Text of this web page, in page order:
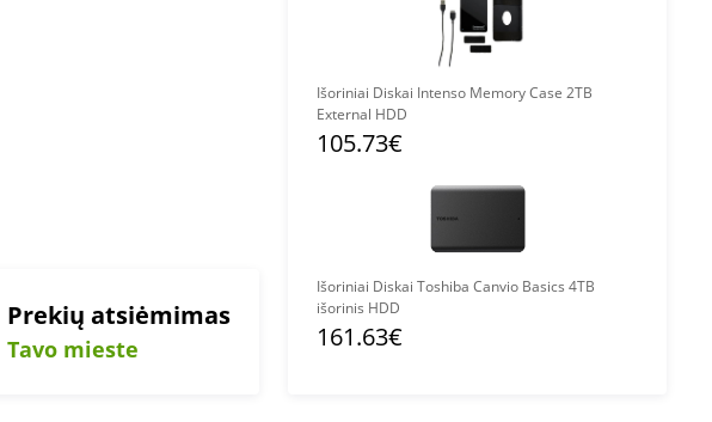
Prekių atsiėmimas
Tavo mieste
Išoriniai Diskai Intenso Memory Case 2TB
External HDD
105.73€
Išoriniai Diskai Toshiba Canvio Basics 4TB
išorinis HDD
161.63€